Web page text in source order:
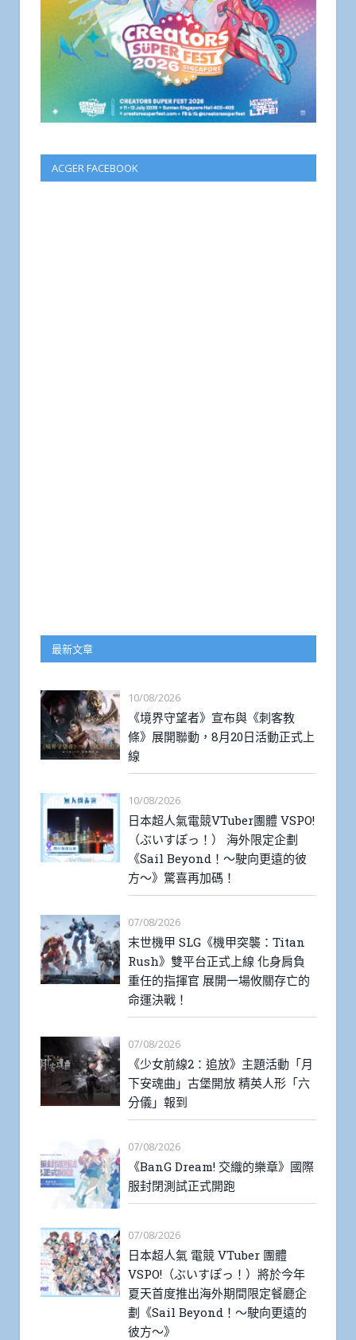
ACGER FACEBOOK
最新文章
10/08/2026
《境界守望者》宣布與《刺客教
條》展開聯動，8月20日活動正式上
線
10/08/2026
日本超人氣電競VTuber團體 VSPO!
（ぶいすぽっ！） 海外限定企劃
《Sail Beyond！～駛向更遠的彼
方～》驚喜再加碼！
07/08/2026
末世機甲 SLG《機甲突襲：Titan
Rush》雙平台正式上線 化身肩負
重任的指揮官 展開一場攸關存亡的
命運決戰！
07/08/2026
《少女前線2：追放》主題活動「月
下安魂曲」古堡開放 精英人形「六
分儀」報到
07/08/2026
《BanG Dream! 交織的樂章》國際
服封閉測試正式開跑
07/08/2026
日本超人氣 電競 VTuber 團體
VSPO!（ぶいすぽっ！）將於今年
夏天首度推出海外期間限定餐廳企
劃《Sail Beyond！～駛向更遠的
彼方～》